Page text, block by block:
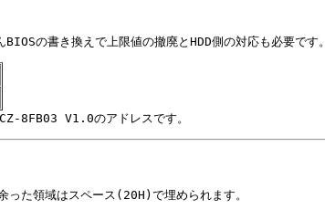
の書き換えで上限値の撤廃とHDD側の対応も必要です。
8FB03 V1.0のアドレスです。
た領域はスペース(20H)で埋められます。